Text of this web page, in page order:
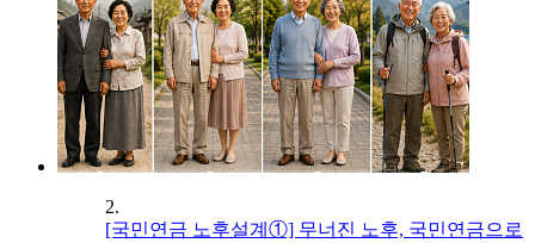
2.
[국민연금 노후설계①] 무너진 노후, 국민연금으로